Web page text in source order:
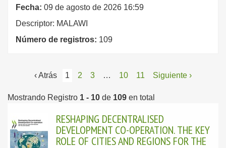
Fecha: 09 de agosto de 2026 16:59
Descriptor: MALAWI
Número de registros: 109
‹ Atrás 1 2 3 … 10 11 Siguiente ›
Mostrando Registro 1 - 10 de 109 en total
RESHAPING DECENTRALISED
DEVELOPMENT CO-OPERATION. THE KEY
ROLE OF CITIES AND REGIONS FOR THE